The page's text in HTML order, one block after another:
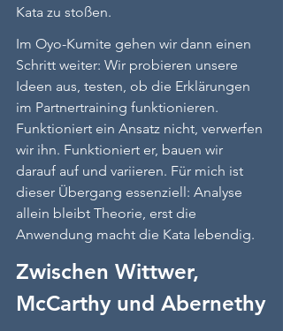
Kata zu stoßen.
Im Oyo-Kumite gehen wir dann einen
Schritt weiter: Wir probieren unsere
Ideen aus, testen, ob die Erklärungen
im Partnertraining funktionieren.
Funktioniert ein Ansatz nicht, verwerfen
wir ihn. Funktioniert er, bauen wir
darauf auf und variieren. Für mich ist
dieser Übergang essenziell: Analyse
allein bleibt Theorie, erst die
Anwendung macht die Kata lebendig.
Zwischen Wittwer,
McCarthy und Abernethy